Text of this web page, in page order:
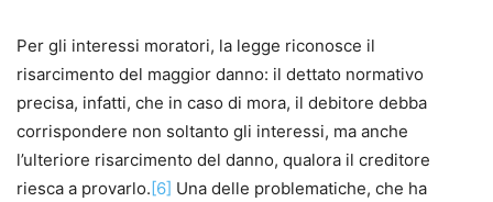
Per gli interessi moratori, la legge riconosce il
risarcimento del maggior danno: il dettato normativo
precisa, infatti, che in caso di mora, il debitore debba
corrispondere non soltanto gli interessi, ma anche
l’ulteriore risarcimento del danno, qualora il creditore
riesca a provarlo.[6] Una delle problematiche, che ha